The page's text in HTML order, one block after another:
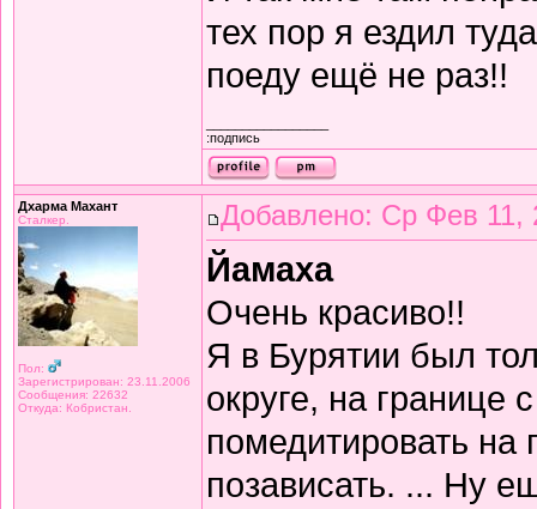
тех пор я ездил
поеду ещё не раз!!
:подпись
Дхарма Махант
Сталкер.
Пол:
Зарегистрирован: 23.11.2006
Сообщения: 22632
Откуда: Кобристан.
Добавлено: Ср Фев 11,
Йамаха
Очень красиво!!
Я в Бурятии был
округе, на границе
помедитировать на
позависать. ... Ну